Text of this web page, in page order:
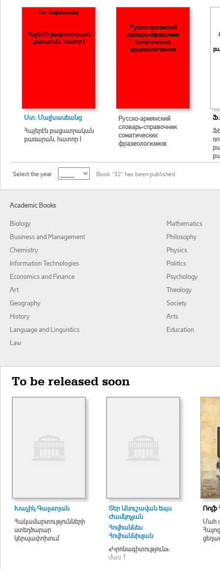
Ստ. Մալխասեանց
Հայերէն բացատրական
բառարան. հատոր I
Ստ. Մալխասեանց
Հայերէն բացատրական
բառարան. հատոր I
Русско-армянский
словарь-справочник
соматических
фразеологизмов
Русско-армянский
словарь-справочник
соматических
фразеологизмов
Select the year Book “32” has been published
Academic Books
Biology
Business and Management
Chemistry
Information Technologies
Economics and Finance
Art
Geography
History
Language and Linguistics
Law
Mathematics
Philosophy
Physics
Politics
Psychology
Theology
Society
Arts
Education
To be released soon
Խաչիկ Գալստյան
Հակամարտությունների
ստեղծարար
կերպափոխում
Տեր Անուշավան եպս
Ժամկոչյան
Հովհաննես
Հովհաննիսյան
«Կրոնագիտություն».
մաս 1
Ռոլֆ
Մահ
Հայոց